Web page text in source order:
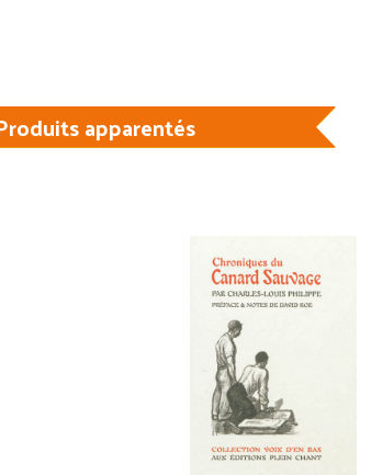
apparentés